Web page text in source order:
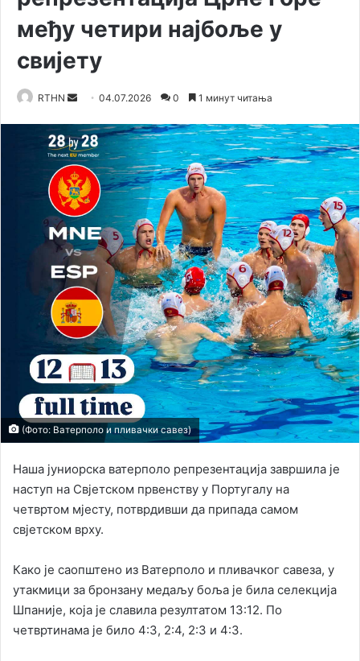
међу четири најбоље у
свијету
RTHN
n
d
a
n
e
m
a
i
l
04.07.2026 0 1 минут читања
(Фото: Ватерполо и пливачки савез)
Наша јуниорска ватерполо репрезентација завршила је
наступ на Свјетском првенству у Португалу на
четвртом мјесту, потврдивши да припада самом
свјетском врху.
Како је саопштено из Ватерполо и пливачког савеза, у
утакмици за бронзану медаљу боља је била селекција
Шпаније, која је славила резултатом 13:12. По
четвртинама је било 4:3, 2:4, 2:3 и 4:3.